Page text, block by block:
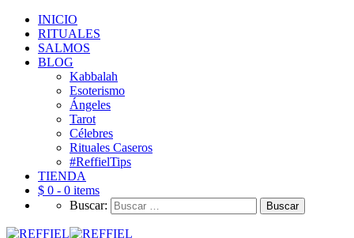
INICIO
RITUALES
SALMOS
BLOG
Kabbalah
Esoterismo
Ángeles
Tarot
Célebres
Rituales Caseros
#ReffielTips
TIENDA
$ 0 - 0 items
Buscar: